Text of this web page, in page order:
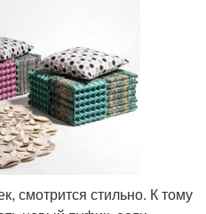
смотрится стильно. К тому